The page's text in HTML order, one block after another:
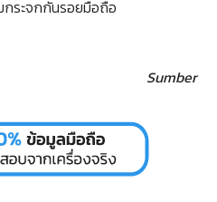
ระจกกันรอยมือถือ
Sumber